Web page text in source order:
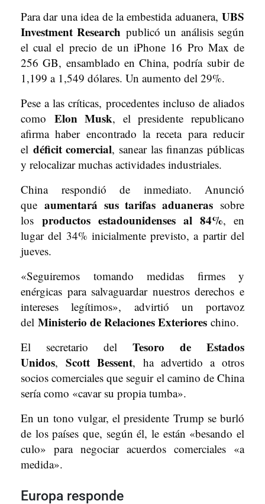
Para dar una idea de la embestida aduanera, UBS
Investment Research publicó un análisis según
el cual el precio de un iPhone 16 Pro Max de
256 GB, ensamblado en China, podría subir de
1,199 a 1,549 dólares. Un aumento del 29%.
Pese a las críticas, procedentes incluso de aliados
como Elon Musk, el presidente republicano
afirma haber encontrado la receta para reducir
el déficit comercial, sanear las finanzas públicas
y relocalizar muchas actividades industriales.
China respondió de inmediato. Anunció
que aumentará sus tarifas aduaneras sobre
los productos estadounidenses al 84%, en
lugar del 34% inicialmente previsto, a partir del
jueves.
«Seguiremos tomando medidas firmes y
enérgicas para salvaguardar nuestros derechos e
intereses legítimos», advirtió un portavoz
del Ministerio de Relaciones Exteriores chino.
El secretario delTesoro de Estados
Unidos,Scott Bessent, ha advertido a otros
socios comerciales que seguir el camino de China
sería como «cavar su propia tumba».
En un tono vulgar, el presidente Trump se burló
de los países que, según él, le están «besando el
culo» para negociar acuerdos comerciales «a
medida».
Europa responde